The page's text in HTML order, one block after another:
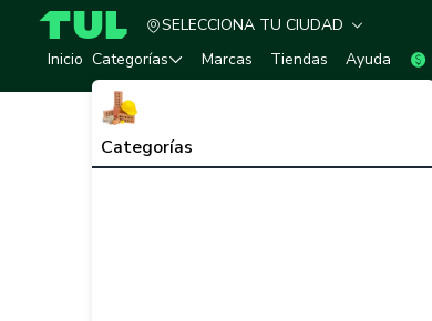
TUL - Tu Marketplace de Construcción
SELECCIONA TU CIUDAD
Inicio Categorías
Categorías
Marcas Tiendas Ayuda